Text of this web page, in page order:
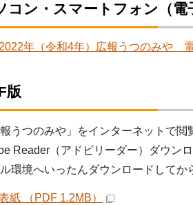
コン・スマートフォン（電
年（令和4年）広報うつのみや
版
報うつのみや」をインターネットで閲
Reader（アドビリーダー）ダウン
環境へいったんダウンロードしてか
紙 （PDF 1.2MB）